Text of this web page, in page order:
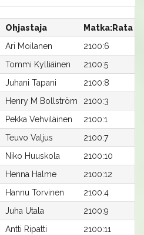
Ohjastaja Matka:Rata
Ari Moilanen 2100:6
Tommi Kylliäinen 2100:5
Juhani Tapani 2100:8
Henry M Bollström 2100:3
Pekka Vehviläinen 2100:1
Teuvo Valjus 2100:7
Niko Huuskola 2100:10
Henna Halme 2100:12
Hannu Torvinen 2100:4
Juha Utala 2100:9
Antti Ripatti 2100:11